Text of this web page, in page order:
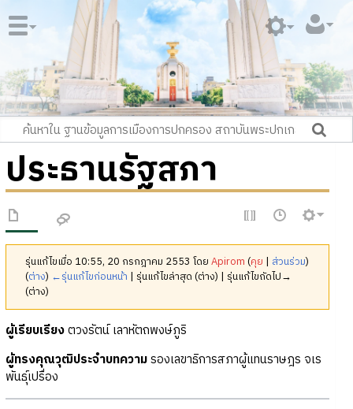
ประธานรัฐสภา
รุ่นแก้ไขเมื่อ 10:55, 20 กรกฎาคม 2553 โดยApirom (คุย | ส่วนร่วม)
(ต่าง) ←รุ่นแก้ไขก่อนหน้า | รุ่นแก้ไขล่าสุด (ต่าง) | รุ่นแก้ไขถัดไป→
(ต่าง)
ผู้เรียบเรียงตวงรัตน์ เลาหัตถพงษ์ภูริ
ผู้ทรงคุณวุฒิประจำบทความรองเลขาธิการสภาผู้แทนราษฎร จเร
พันธุ์เปรื่อง